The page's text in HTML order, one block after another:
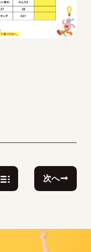
次へ